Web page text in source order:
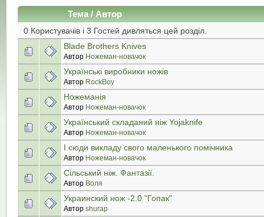
Тема/Автор
0 Користувачів і 3 Гостей дивляться цей розділ.
Blade Brothers Knives
Автор Ножеман-новачок
Українські виробники ножів
Автор RockBoy
Ножеманія
Автор Ножеман-новачок
Український складаний ніж Yojaknife
Автор Ножеман-новачок
І сюди викладу свого маленького помічника
Автор Ножеман-новачок
Сільський ніж. Фантазії.
Автор Воля
Украинский нож -2.0 "Гопак"
Автор shurap